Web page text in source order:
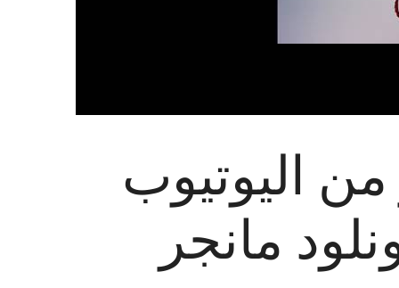
اليوتيوب
مانجر